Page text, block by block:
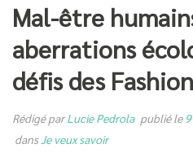
Mal-être
aberrations
défis des
Rédigé parLucie Pedrola publié le
dansJe veux savoir